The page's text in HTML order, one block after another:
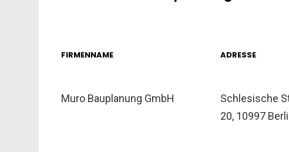
FIRMENNAME ADRESSE
Muro Bauplanung GmbH
Schlesische
20, 10997